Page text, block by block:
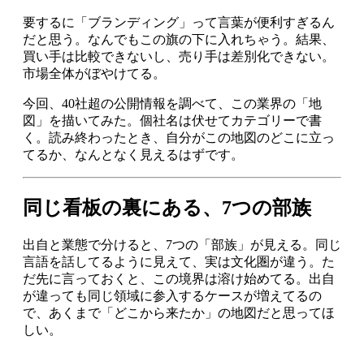
要するに「ブランディング」って言葉が便利すぎるん
だと思う。なんでもこの旗の下に入れちゃう。結果、
買い手は比較できないし、売り手は差別化できない。
市場全体がぼやけてる。
今回、40社超の公開情報を調べて、この業界の「地
図」を描いてみた。個社名は伏せてカテゴリーで書
く。読み終わったとき、自分がこの地図のどこに立っ
てるか、なんとなく見えるはずです。
同じ看板の裏にある、7つの部族
出自と業態で分けると、7つの「部族」が見える。同じ
言語を話してるように見えて、実は文化圏が違う。た
だ先に言っておくと、この境界は溶け始めてる。出自
が違っても同じ領域に参入するケースが増えてるの
で、あくまで「どこから来たか」の地図だと思ってほ
しい。